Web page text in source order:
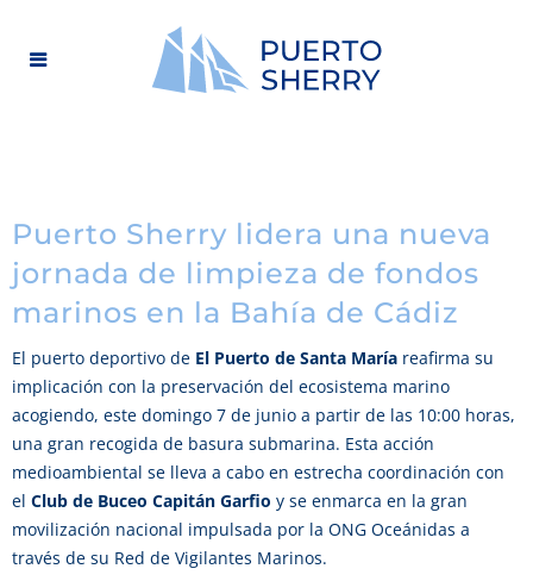
Puerto Sherry lidera una nueva
jornada de limpieza de fondos
marinos en la Bahía de Cádiz
El puerto deportivo de El Puerto de Santa María reafirma su
implicación con la preservación del ecosistema marino
acogiendo, este domingo 7 de junio a partir de las 10:00 horas,
una gran recogida de basura submarina. Esta acción
medioambiental se lleva a cabo en estrecha coordinación con
el Club de Buceo Capitán Garfio y se enmarca en la gran
movilización nacional impulsada por la ONG Oceánidas a
través de su Red de Vigilantes Marinos.